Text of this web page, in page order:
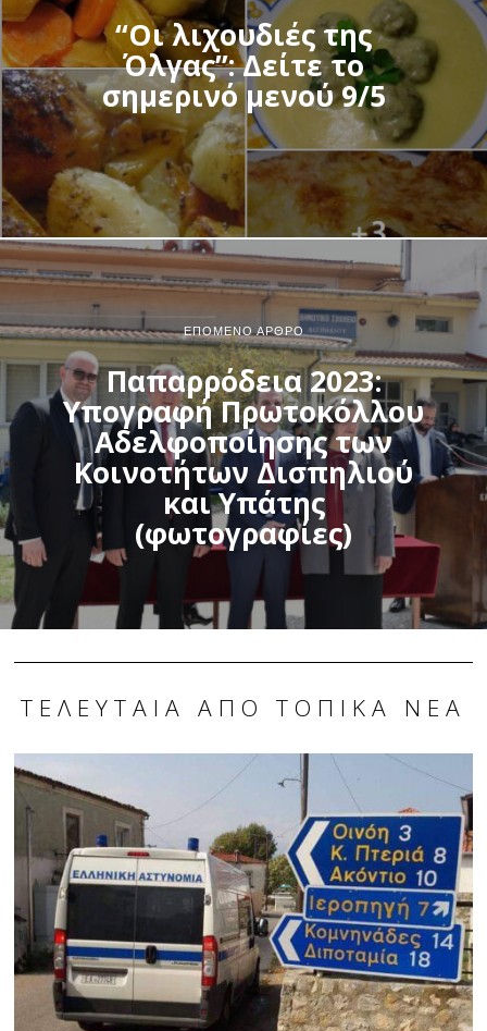
“Οι λιχουδιές της
Όλγας”: Δείτε το
σημερινό μενού 9/5
ΕΠΌΜΕΝΟ ΆΡΘΡΟ
Παπαρρόδεια 2023:
Υπογραφή Πρωτοκόλλου
Αδελφοποίησης των
Κοινοτήτων Δισπηλιού
και Υπάτης
(φωτογραφίες)
ΤΕΛΕΥΤΑΊΑ ΑΠΌ ΤΟΠΙΚΆ ΝΈΑ